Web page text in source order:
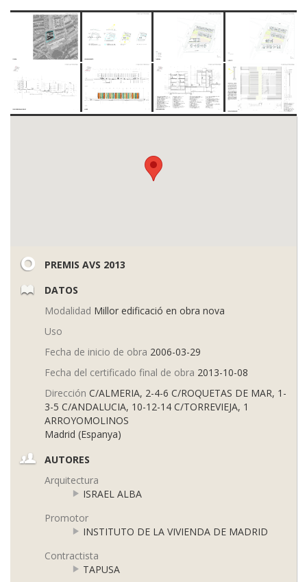
PREMIS AVS 2013
DATOS
Modalidad Millor edificació en obra nova
Uso
Fecha de inicio de obra 2006-03-29
Fecha del certificado final de obra 2013-10-08
Dirección C/ALMERIA, 2-4-6 C/ROQUETAS DE MAR, 1-
3-5 C/ANDALUCIA, 10-12-14 C/TORREVIEJA, 1
ARROYOMOLINOS
Madrid (Espanya)
AUTORES
Arquitectura
ISRAEL ALBA
Promotor
INSTITUTO DE LA VIVIENDA DE MADRID
Contractista
TAPUSA